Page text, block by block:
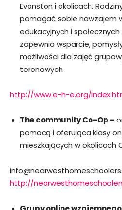
Evanston i okolicach.
pomagać sobie nawzajem
edukacyjnych i społecznych
zapewnia wsparcie,
możliwości dla zajęć
terenowych
http://www.e-h-e.org/
The community Co-Op –
pomocą i oferująca klasy
mieszkających w okolicach
http://